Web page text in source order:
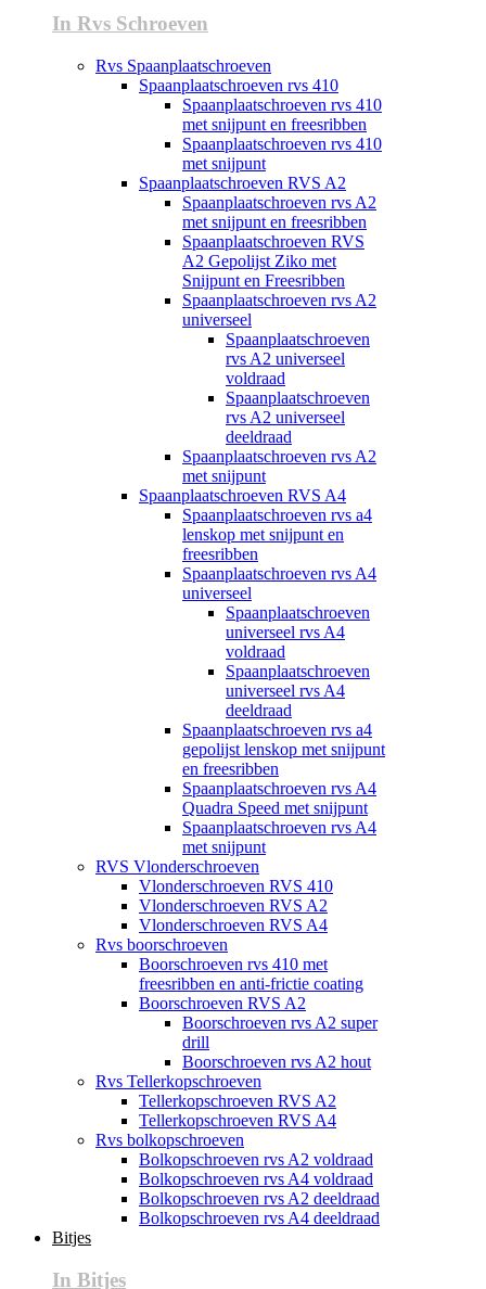
In Rvs Schroeven
Rvs Spaanplaatschroeven
Spaanplaatschroeven rvs 410
Spaanplaatschroeven rvs 410
met snijpunt en freesribben
Spaanplaatschroeven rvs 410
met snijpunt
Spaanplaatschroeven RVS A2
Spaanplaatschroeven rvs A2
met snijpunt en freesribben
Spaanplaatschroeven RVS
A2 Gepolijst Ziko met
Snijpunt en Freesribben
Spaanplaatschroeven rvs A2
universeel
Spaanplaatschroeven
rvs A2 universeel
voldraad
Spaanplaatschroeven
rvs A2 universeel
deeldraad
Spaanplaatschroeven rvs A2
met snijpunt
Spaanplaatschroeven RVS A4
Spaanplaatschroeven rvs a4
lenskop met snijpunt en
freesribben
Spaanplaatschroeven rvs A4
universeel
Spaanplaatschroeven
universeel rvs A4
voldraad
Spaanplaatschroeven
universeel rvs A4
deeldraad
Spaanplaatschroeven rvs a4
gepolijst lenskop met snijpunt
en freesribben
Spaanplaatschroeven rvs A4
Quadra Speed met snijpunt
Spaanplaatschroeven rvs A4
met snijpunt
RVS Vlonderschroeven
Vlonderschroeven RVS 410
Vlonderschroeven RVS A2
Vlonderschroeven RVS A4
Rvs boorschroeven
Boorschroeven rvs 410 met
freesribben en anti-frictie coating
Boorschroeven RVS A2
Boorschroeven rvs A2 super
drill
Boorschroeven rvs A2 hout
Rvs Tellerkopschroeven
Tellerkopschroeven RVS A2
Tellerkopschroeven RVS A4
Rvs bolkopschroeven
Bolkopschroeven rvs A2 voldraad
Bolkopschroeven rvs A4 voldraad
Bolkopschroeven rvs A2 deeldraad
Bolkopschroeven rvs A4 deeldraad
Bitjes
In Bitjes